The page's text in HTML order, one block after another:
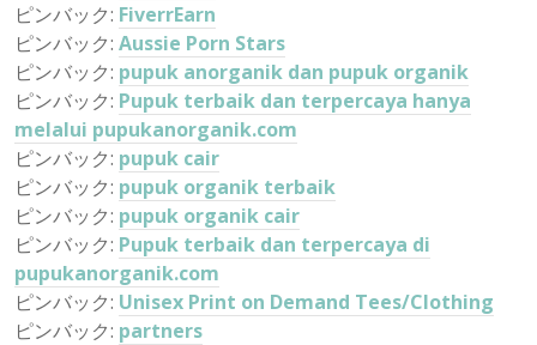
ピンバック: FiverrEarn
ピンバック: Aussie Porn Stars
ピンバック: pupuk anorganik dan pupuk organik
ピンバック: Pupuk terbaik dan terpercaya hanya
melalui pupukanorganik.com
ピンバック: pupuk cair
ピンバック: pupuk organik terbaik
ピンバック: pupuk organik cair
ピンバック: Pupuk terbaik dan terpercaya di
pupukanorganik.com
ピンバック: Unisex Print on Demand Tees/Clothing
ピンバック: partners